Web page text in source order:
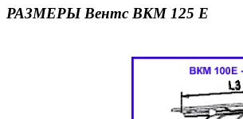
РАЗМЕРЫ Вентс ВКМ 125 Е